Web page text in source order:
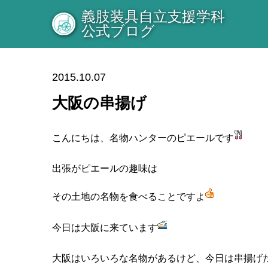
義肢装具自立支援学科
公式ブログ
2015.10.07
大阪の串揚げ
こんにちは、名物ハンターのピエールです
出張がピエールの趣味は
その土地の名物を食べることですよ
今日は大阪に来ています
大阪はいろいろな名物があるけど、今日は串揚げ